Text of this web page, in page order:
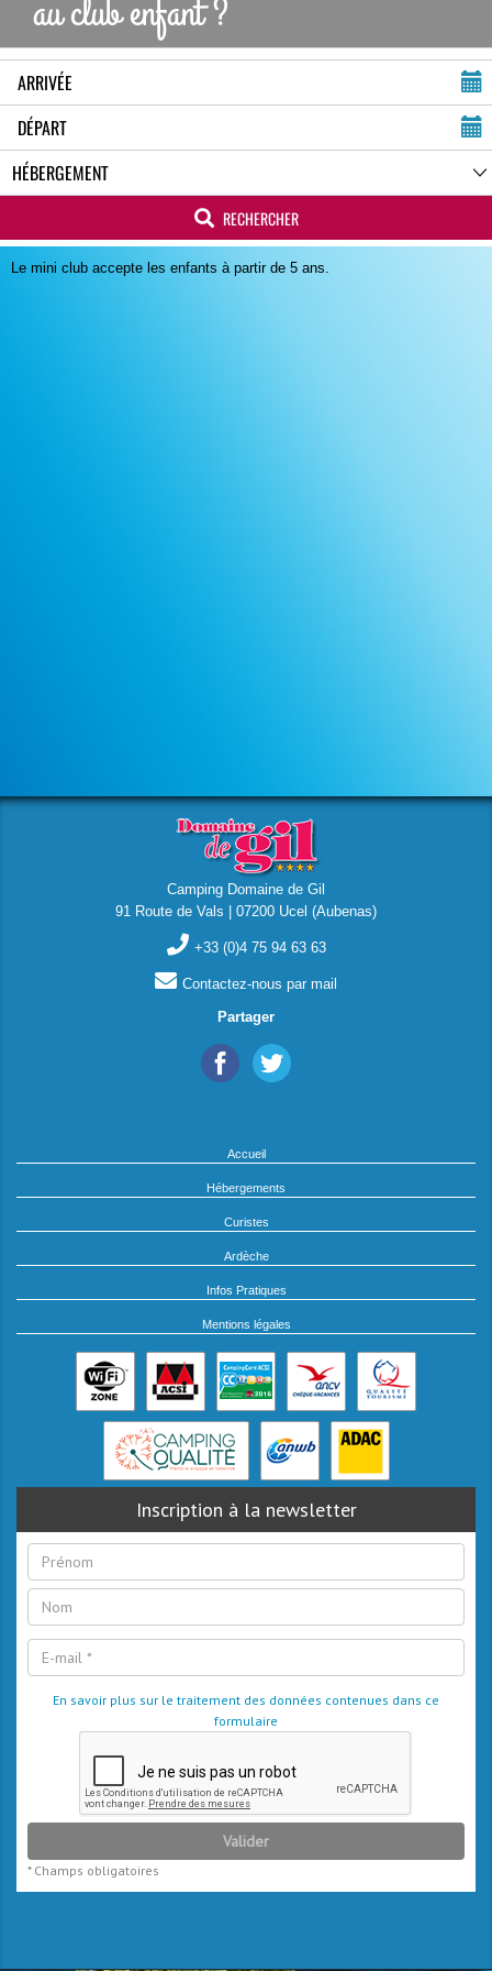
au club enfant ?
RECHERCHER
Le mini club accepte les enfants à partir de 5 ans.
Camping Domaine de Gil
91 Route de Vals | 07200 Ucel (Aubenas)
+33 (0)4 75 94 63 63
Contactez-nous par mail
Partager
Accueil
Hébergements
Curistes
Ardèche
Infos Pratiques
Mentions légales